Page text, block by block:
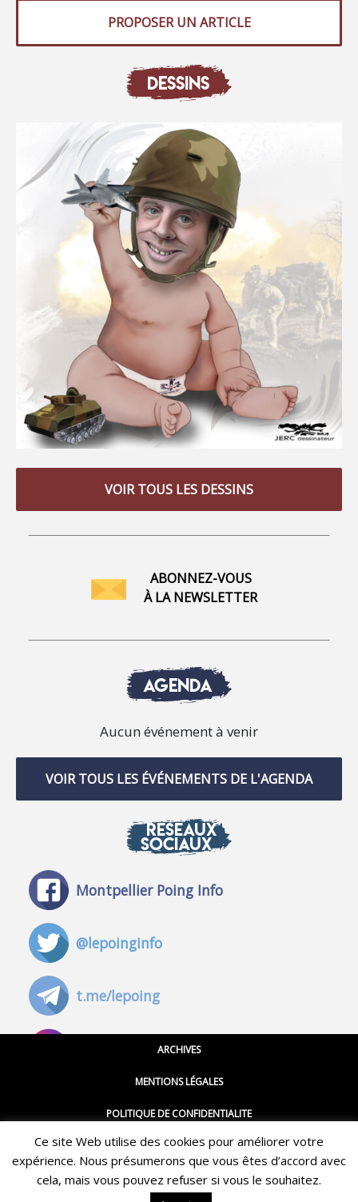
PROPOSER UN ARTICLE
DESSINS
VOIR TOUS LES DESSINS
ABONNEZ-VOUS
À LA NEWSLETTER
AGENDA
Aucun événement à venir
VOIR TOUS LES ÉVÉNEMENTS DE L'AGENDA
RÉSEAUX
SOCIAUX
Montpellier Poing Info
@lepoinginfo
t.me/lepoing
@montpellierpoinginfo
@LePoingMontpellier
ARCHIVES
MENTIONS LÉGALES
POLITIQUE DE CONFIDENTIALITE
CGU
CONTACT
Restez informé·e des dernières actualités du Poing !
Ce site Web utilise des cookies pour améliorer votre
expérience. Nous présumerons que vous êtes d’accord avec
cela, mais vous pouvez refuser si vous le souhaitez.